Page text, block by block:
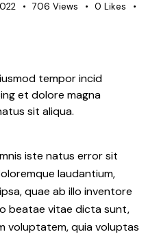
706 Views 0 Likes
tempor incid
et dolore magna
sit aliqua.
iste natus error sit
laudantium,
quae ab illo inventore
beatae vitae dicta sunt,
voluptatem, quia voluptas